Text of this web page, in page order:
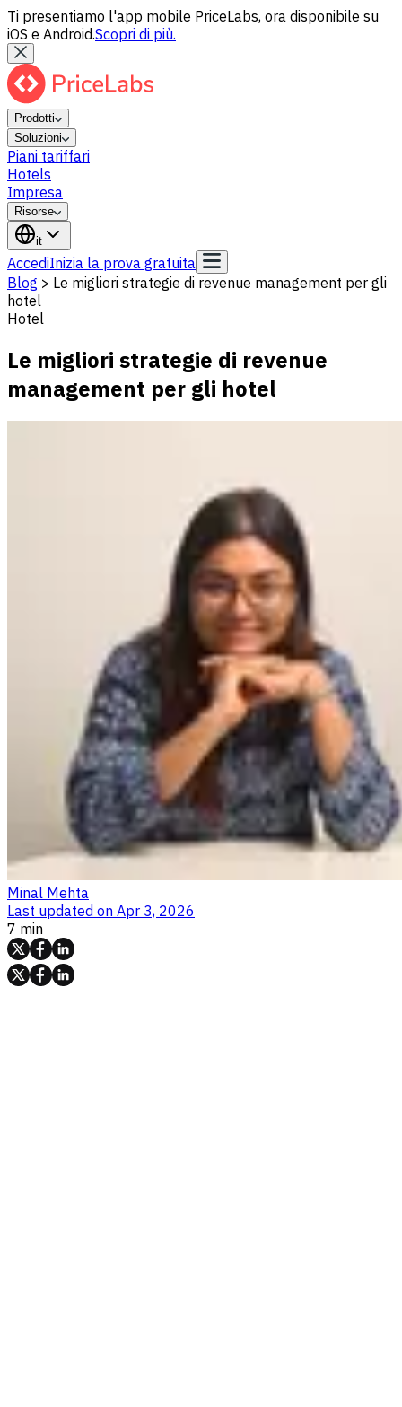
Ti presentiamo l'app mobile PriceLabs, ora disponibile su
iOS e Android.Scopri di più.
Prodotti
Soluzioni
Piani tariffari
Hotels
Impresa
Risorse
it
AccediInizia la prova gratuita
Blog > Le migliori strategie di revenue management per gli
hotel
Hotel
Le migliori strategie di revenue
management per gli hotel
Minal Mehta
Last updated on Apr 3, 2026
7 min